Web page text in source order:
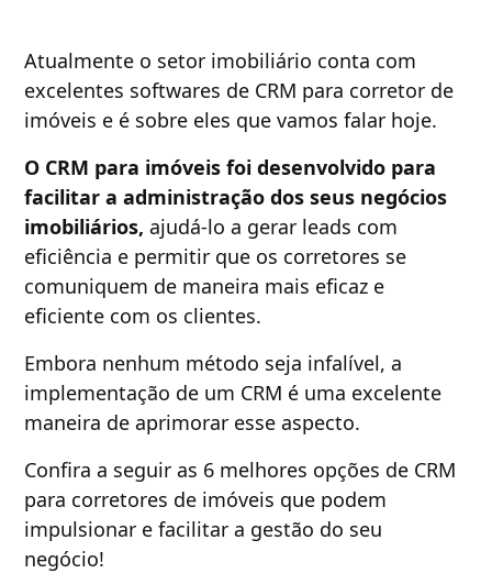
Atualmente o setor imobiliário conta com
excelentes softwares de CRM para corretor de
imóveis e é sobre eles que vamos falar hoje.
O CRM para imóveis foi desenvolvido para
facilitar a administração dos seus negócios
imobiliários, ajudá-lo a gerar leads com
eficiência e permitir que os corretores se
comuniquem de maneira mais eficaz e
eficiente com os clientes.
Embora nenhum método seja infalível, a
implementação de um CRM é uma excelente
maneira de aprimorar esse aspecto.
Confira a seguir as 6 melhores opções de CRM
para corretores de imóveis que podem
impulsionar e facilitar a gestão do seu
negócio!